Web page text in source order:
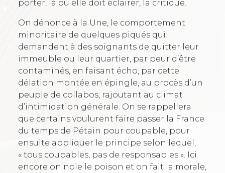
porter, là où elle doit éclairer, la critique.
On dénonce à la Une, le comportement
minoritaire de quelques piqués qui
demandent à des soignants de quitter leur
immeuble ou leur quartier, par peur d’être
contaminés, en faisant écho, par cette
délation montée en épingle, au procès d’un
peuple de collabos, rajoutant au climat
d’intimidation générale. On se rappellera
que certains voulurent faire passer la France
du temps de Pétain pour coupable, pour
ensuite appliquer le principe selon lequel,
« tous coupables, pas de responsables ». Ici
encore on noie le poison et on fait la morale,